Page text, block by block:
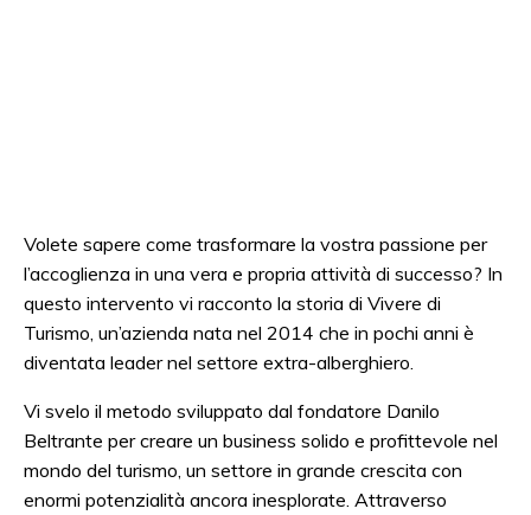
Volete sapere come trasformare la vostra passione per
l’accoglienza in una vera e propria attività di successo? In
questo intervento vi racconto la storia di Vivere di
Turismo, un’azienda nata nel 2014 che in pochi anni è
diventata leader nel settore extra-alberghiero.
Vi svelo il metodo sviluppato dal fondatore Danilo
Beltrante per creare un business solido e profittevole nel
mondo del turismo, un settore in grande crescita con
enormi potenzialità ancora inesplorate. Attraverso